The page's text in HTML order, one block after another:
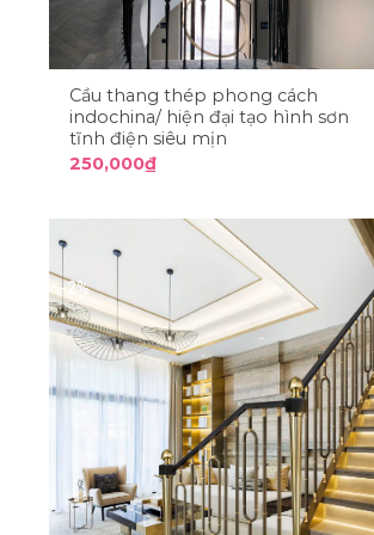
Cầu thang thép phong cách
indochina/ hiện đại tạo hình sơn
tĩnh điện siêu mịn
250,000₫
-2%